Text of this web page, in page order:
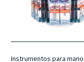
modelos que permiten
las diferentes
bienestar diario: una
Instrumentos para